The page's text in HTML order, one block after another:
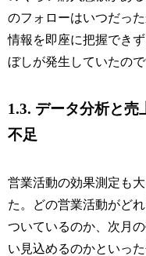
のフォローはいつだっ
情報を即座に把握でき
ぼしが発生していたので
1.3. データ分析と売
不足
営業活動の効果測定も
た。どの営業活動がど
ついているのか、次月
い見込めるのかといっ